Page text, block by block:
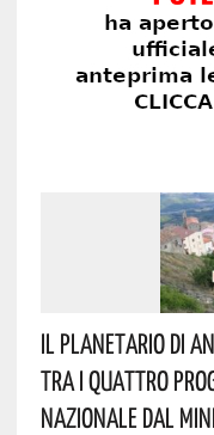
Il Planetario Di
Tra I Quattro
Nazionale Dal